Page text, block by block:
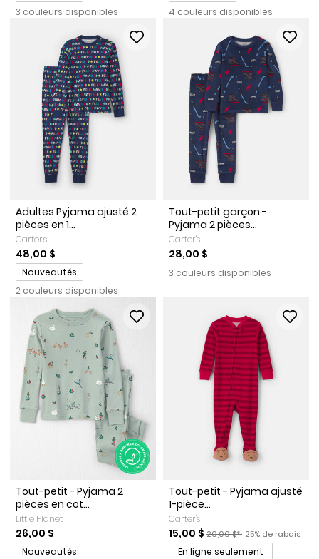
3 couleurs disponibles
4 couleurs disponibles
Adultes Pyjama ajusté 2
pièces en 1...
Carter's
48,00 $
Promotions
Nouveautés
2 couleurs disponibles
Tout-petit garçon -
Pyjama 2 pièces...
Carter's
28,00 $
3 couleurs disponibles
Tout-petit - Pyjama 2
pièces en cot...
Little Planet
26,00 $
Promotions
Nouveautés
Tout-petit - Pyjama ajusté
1-pièce...
Carter's
Prix de solde
15,00 $ Prix ​​de détail suggéré par
20,00 $* Pourcentage de
25% de rabais
En ligne seulement